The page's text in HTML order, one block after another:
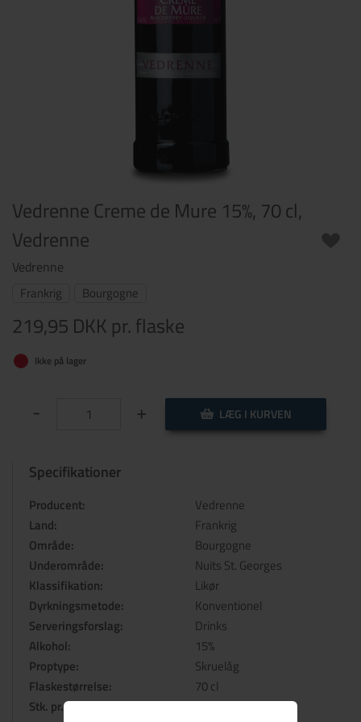
Vedrenne Creme de Mure 15%, 70 cl,
Vedrenne
Vedrenne
Frankrig Bourgogne
219,95 DKK pr. flaske
Ikke på lager
- + LÆG I KURVEN
Specifikationer
Producent:
Vedrenne
Land:
Frankrig
Område:
Bourgogne
Underområde:
Nuits St. Georges
Klassifikation:
Likør
Dyrkningsmetode:
Konventionel
Serveringsforslag:
Drinks
Alkohol:
15%
Proptype:
Skruelåg
Flaskestørrelse:
70 cl
Stk. pr. kasse:
6